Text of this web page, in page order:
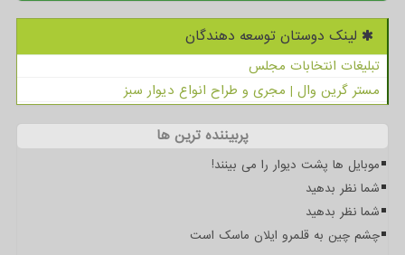
لینک دوستان توسعه دهندگان
تبلیغات انتخابات مجلس
مستر گرین وال | مجری و طراح انواع دیوار سبز
پربیننده ترین ها
موبایل ها پشت دیوار را می بینند!
شما نظر بدهید
شما نظر بدهید
چشم چین به قلمرو ایلان ماسک است